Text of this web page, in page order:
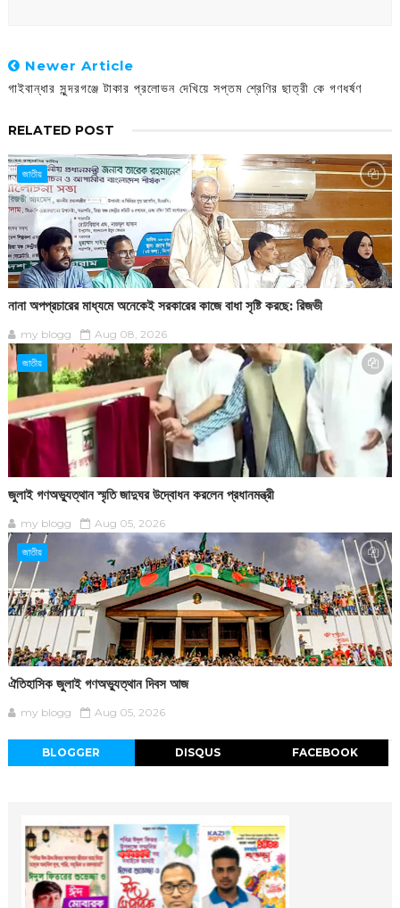
Newer Article
গাইবান্ধার সুন্দরগঞ্জে টাকার প্রলোভন দেখিয়ে সপ্তম শ্রেণির ছাত্রী কে গণধর্ষণ
RELATED POST
জাতীয়
নানা অপপ্রচারের মাধ্যমে অনেকেই সরকারের কাজে বাধা সৃষ্টি করছে: রিজভী
my blogg Aug 08, 2026
জাতীয়
জুলাই গণঅভ্যুত্থান স্মৃতি জাদুঘর উদ্বোধন করলেন প্রধানমন্ত্রী
my blogg Aug 05, 2026
জাতীয়
ঐতিহাসিক জুলাই গণঅভ্যুত্থান দিবস আজ
my blogg Aug 05, 2026
BLOGGER DISQUS FACEBOOK